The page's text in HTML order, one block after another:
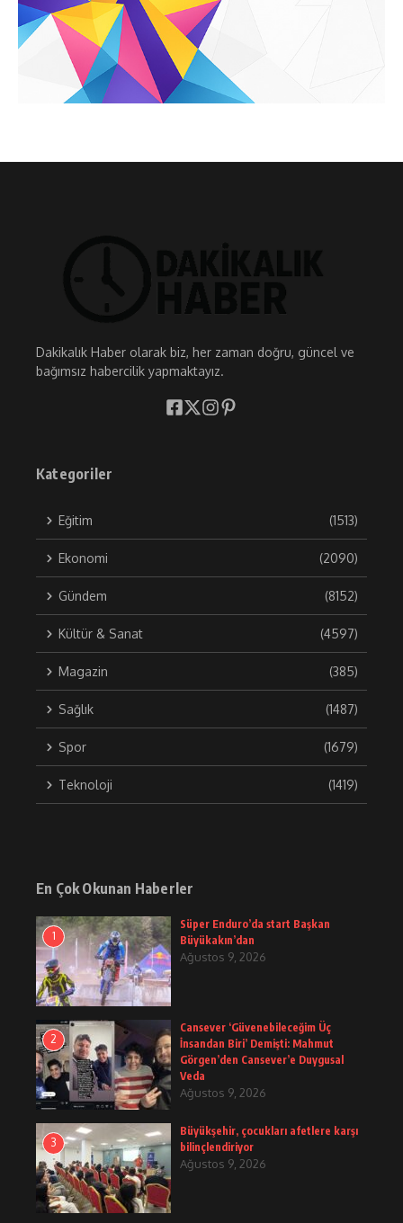
Dakikalık Haber olarak biz, her zaman doğru, güncel ve
bağımsız habercilik yapmaktayız.
Kategoriler
Eğitim (1513)
Ekonomi (2090)
Gündem (8152)
Kültür & Sanat (4597)
Magazin (385)
Sağlık (1487)
Spor (1679)
Teknoloji (1419)
En Çok Okunan Haberler
1
Süper Enduro’da start Başkan
Büyükakın’dan
Ağustos 9, 2026
2
Cansever ‘Güvenebileceğim Üç
İnsandan Biri’ Demişti: Mahmut
Görgen’den Cansever’e Duygusal
Veda
Ağustos 9, 2026
3
Büyükşehir, çocukları afetlere karşı
bilinçlendiriyor
Ağustos 9, 2026